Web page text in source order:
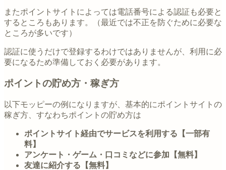
またポイントサイトによっては電話番号による認証も必要と
するところもあります。（最近では不正を防ぐために必要な
ところが多いです）
認証に使うだけで登録するわけではありませんが、利用に必
要になるため準備しておく必要があります。
ポイントの貯め方・稼ぎ方
以下モッピーの例になりますが、基本的にポイントサイトの
稼ぎ方、すなわちポイントの貯め方は
ポイントサイト経由でサービスを利用する【一部有
料】
アンケート・ゲーム・口コミなどに参加【無料】
友達に紹介する【無料】